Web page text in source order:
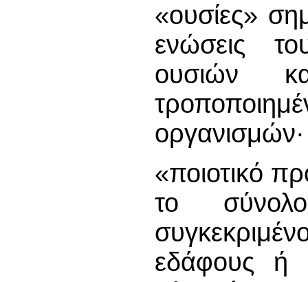
«ουσίες»
ενώσεις
ουσιών
οργανισμών·
«ποιοτικό
το
εδάφους ή